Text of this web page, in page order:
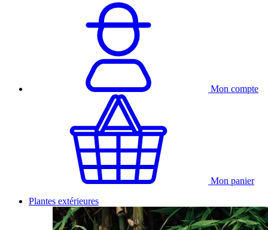
Mon compte
Mon panier
Plantes extérieures